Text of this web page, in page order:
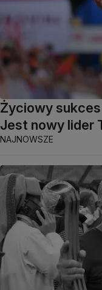
Życiowy sukces
Jest nowy lider
NAJNOWSZE